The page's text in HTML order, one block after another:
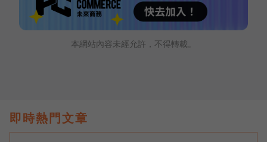
本網站內容未經允許，不得轉載。
即時熱門文章